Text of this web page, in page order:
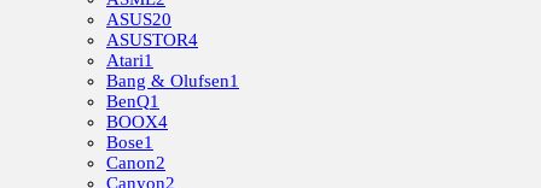
ASUS20
ASUSTOR4
Atari1
Bang & Olufsen1
BenQ1
BOOX4
Bose1
Canon2
Canyon2